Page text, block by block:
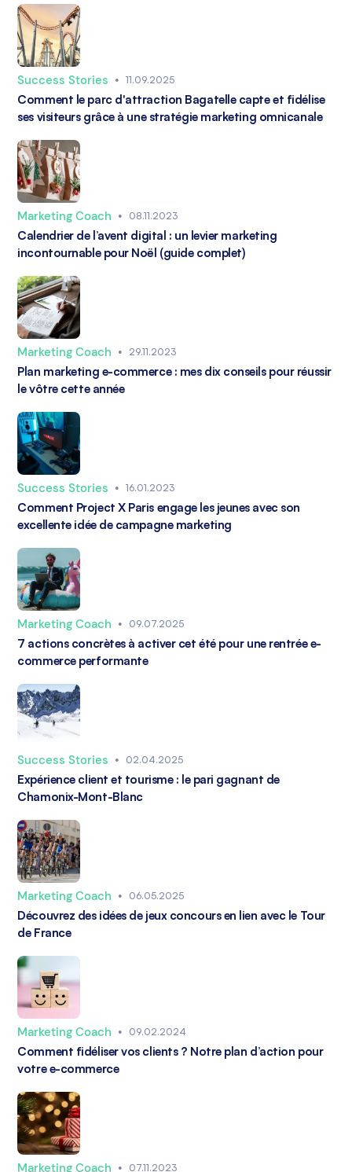
Success Stories • 11.09.2025
Comment le parc d'attraction Bagatelle capte et fidélise
ses visiteurs grâce à une stratégie marketing omnicanale
Marketing Coach • 08.11.2023
Calendrier de l’avent digital : un levier marketing
incontournable pour Noël (guide complet)
Marketing Coach • 29.11.2023
Plan marketing e-commerce : mes dix conseils pour réussir
le vôtre cette année
Success Stories • 16.01.2023
Comment Project X Paris engage les jeunes avec son
excellente idée de campagne marketing
Marketing Coach • 09.07.2025
7 actions concrètes à activer cet été pour une rentrée e-
commerce performante
Success Stories • 02.04.2025
Expérience client et tourisme : le pari gagnant de
Chamonix-Mont-Blanc
Marketing Coach • 06.05.2025
Découvrez des idées de jeux concours en lien avec le Tour
de France
Marketing Coach • 09.02.2024
Comment fidéliser vos clients ? Notre plan d’action pour
votre e-commerce
Marketing Coach • 07.11.2023